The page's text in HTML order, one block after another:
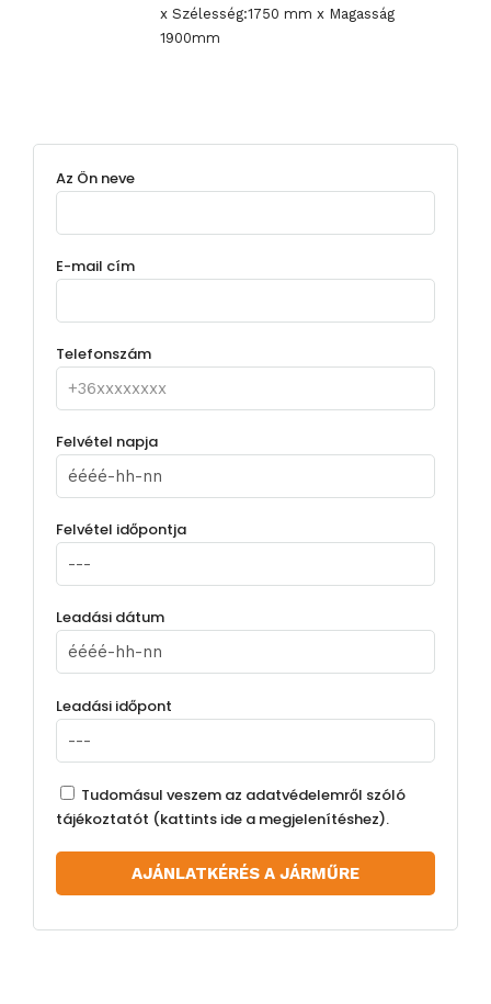
x Szélesség:1750 mm x Magasság
1900mm
Az Ön neve
E-mail cím
Telefonszám
Felvétel napja
Felvétel időpontja
Leadási dátum
Leadási időpont
Tudomásul veszem az adatvédelemről szóló
tájékoztatót (kattints ide a megjelenítéshez).